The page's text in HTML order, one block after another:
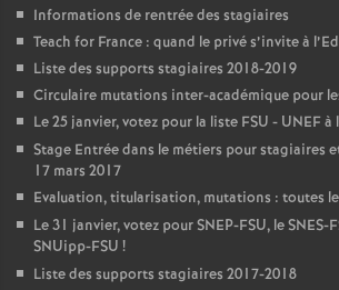
Informations de rentrée des stagiaires
Teach for France : quand le privé s’invite à
Liste des supports stagiaires 2018-2019
Circulaire mutations inter-académique pour
Le 25 janvier, votez pour la liste FSU - UNEFà
Stage Entrée dans le métiers pour stagiaires
17 mars 2017
Evaluation, titularisation, mutations : toutes
Le 31 janvier, votez pourSNEP-FSU, leSNES-
SNUipp-FSU !
Liste des supports stagiaires 2017-2018